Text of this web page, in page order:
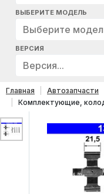
ВЫБЕРИТЕ МОДЕЛЬ
Выберите
ВЕРСИЯ
Версия...
Главная
Автозапчасти
Комплектующие,